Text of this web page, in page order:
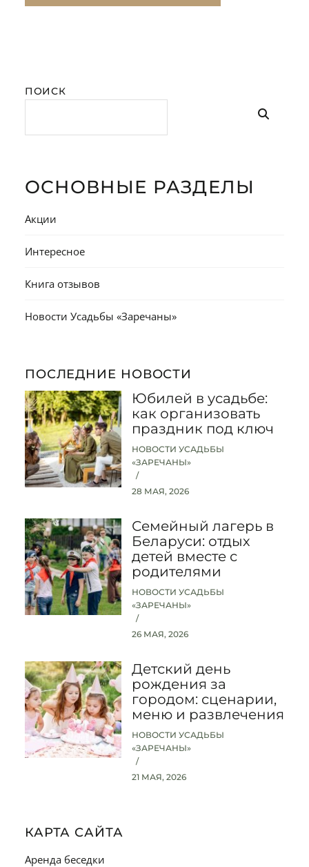
ПОИСК
ОСНОВНЫЕ РАЗДЕЛЫ
Акции
Интересное
Книга отзывов
Новости Усадьбы «Заречаны»
ПОСЛЕДНИЕ НОВОСТИ
Юбилей в усадьбе:
как организовать
праздник под ключ
НОВОСТИ УСАДЬБЫ
«ЗАРЕЧАНЫ»
28 МАЯ, 2026
Семейный лагерь в
Беларуси: отдых
детей вместе с
родителями
НОВОСТИ УСАДЬБЫ
«ЗАРЕЧАНЫ»
26 МАЯ, 2026
Детский день
рождения за
городом: сценарии,
меню и развлечения
НОВОСТИ УСАДЬБЫ
«ЗАРЕЧАНЫ»
21 МАЯ, 2026
КАРТА САЙТА
Аренда беседки